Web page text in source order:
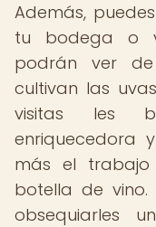
Además,
tu bodega o
podrán ver
cultivan las
visitas les
enriquecedora
más el
botella de vino.
obsequiarles